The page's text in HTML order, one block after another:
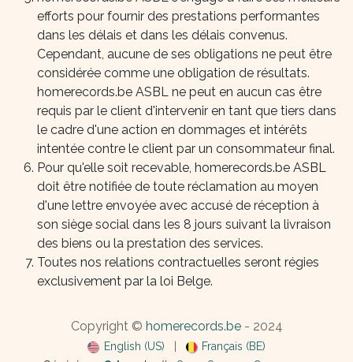
efforts pour fournir des prestations performantes
dans les délais et dans les délais convenus.
Cependant, aucune de ses obligations ne peut être
considérée comme une obligation de résultats.
homerecords.be ASBL ne peut en aucun cas être
requis par le client d'intervenir en tant que tiers dans
le cadre d'une action en dommages et intérêts
intentée contre le client par un consommateur final.
Pour qu'elle soit recevable, homerecords.be ASBL
doit être notifiée de toute réclamation au moyen
d'une lettre envoyée avec accusé de réception à
son siège social dans les 8 jours suivant la livraison
des biens ou la prestation des services.
Toutes nos relations contractuelles seront régies
exclusivement par la loi Belge.
Copyright © homerecords.be- 2024
English (US)
Français (BE)